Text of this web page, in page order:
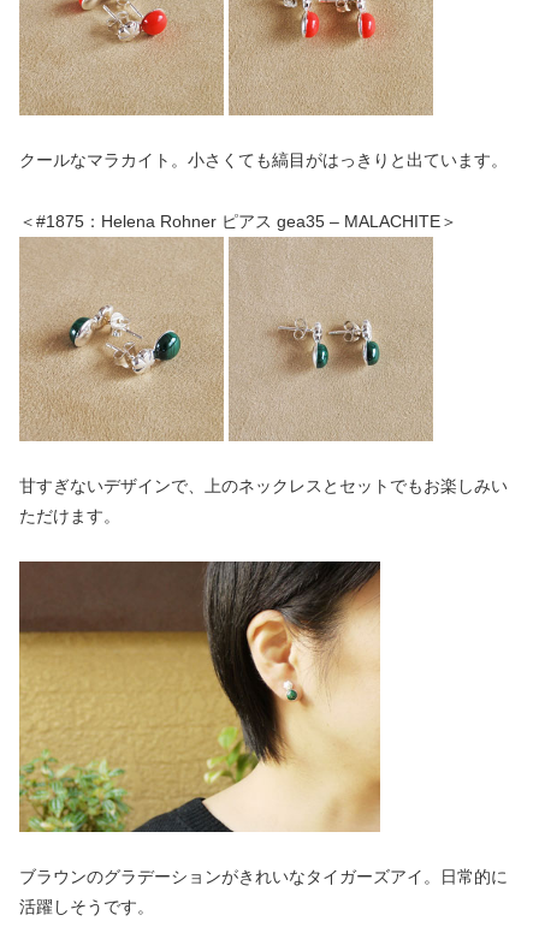
クールなマラカイト。小さくても縞目がはっきりと出ています。
＜#1875：Helena Rohner ピアス gea35 – MALACHITE＞
甘すぎないデザインで、上のネックレスとセットでもお楽しみい
ただけます。
ブラウンのグラデーションがきれいなタイガーズアイ。日常的に
活躍しそうです。